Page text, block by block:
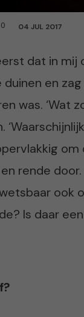
0 04 JUL 2017
dat in
en
was. ‘Wat
om
en rende
ook
Is daar